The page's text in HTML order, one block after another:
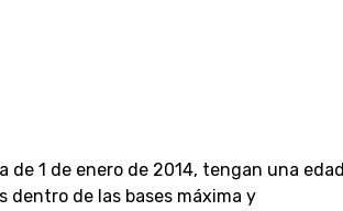
1 de enero de 2014, tengan una edad
dentro de las bases máxima y